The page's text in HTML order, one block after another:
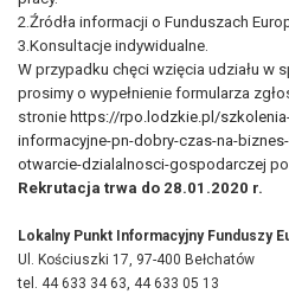
2.Źródła informacji o Funduszach
3.Konsultacje indywidualne.
W przypadku chęci wzięcia udziału w
prosimy o wypełnienie formularza
stronie https://rpo.lodzkie.pl/
informacyjne-pn-dobry-czas-na-
otwarcie-dzialalnosci-gospodarczej
Rekrutacja trwa do 28.01.2020 r.
Lokalny Punkt Informacyjny Funduszy
Ul. Kościuszki 17, 97-400 Bełchatów
tel. 44 633 34 63, 44 633 05 13